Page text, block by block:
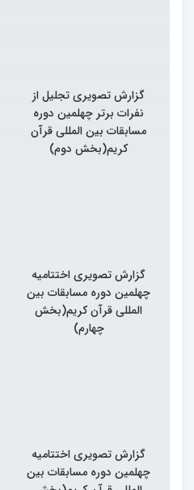
گزارش تصویری تجلیل از
نفرات برتر چهلمین دوره
مسابقات بین المللی قرآن
کریم(بخش دوم)
گزارش تصویری اختتامیه
چهلمین دوره مسابقات بین
المللی قرآن کریم(بخش
چهارم)
گزارش تصویری اختتامیه
چهلمین دوره مسابقات بین